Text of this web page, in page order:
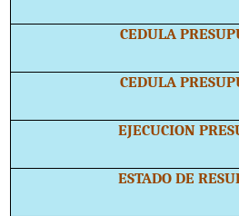
CEDULA
CEDULA
EJECUCION
ESTADO DE